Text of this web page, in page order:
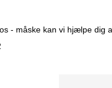
- måske kan vi hjælpe dig